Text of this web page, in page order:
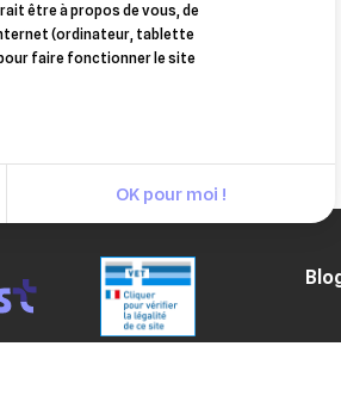
être à propos de vous, de
(ordinateur, tablette
faire fonctionner le site
OK pour moi !